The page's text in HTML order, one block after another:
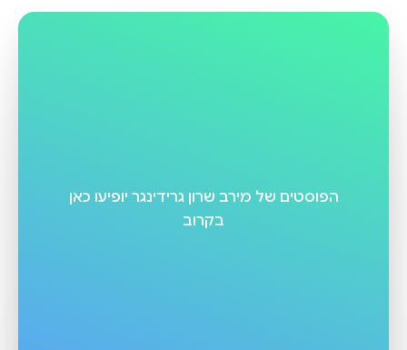
הפוסטים של מירב שרון גרידינגר יופיעו כאן
בקרוב